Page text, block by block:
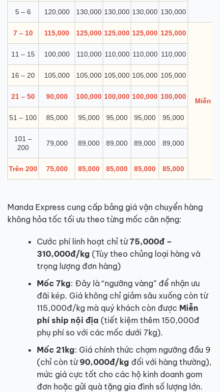
5 – 6 120,000 130,000 130,000 130,000 130,000
7 – 10 115,000 125,000 125,000 125,000 125,000
Miễn
11 – 15 100,000 110,000 110,000 110,000 110,000
16 – 20 105,000 105,000 105,000 105,000 105,000
21 – 50 90,000 100,000 100,000 100,000 100,000
51 – 100 85,000 95,000 95,000 95,000 95,000
101 –
200
79,000 89,000 89,000 89,000 89,000
Trên 200 75,000 85,000 85,000 85,000 85,000
Manda Express cung cấp bảng giá vận chuyển hàng
không hỏa tốc tối ưu theo từng mốc cân nặng:
Cước phí linh hoạt chỉ từ75,000đ –
310,000đ/kg (Tùy theo chủng loại hàng và
trọng lượng đơn hàng)
Mốc 7kg: Đây là “ngưỡng vàng” để nhận ưu
đãi kép. Giá không chỉ giảm sâu xuống còn từ
115,000đ/kg mà quý khách còn được Miễn
phí ship nội địa (tiết kiệm thêm 150,000đ
phụ phí so với các mốc dưới 7kg).
Mốc 21kg: Giá chính thức chạm ngưỡng đầu 9
(chỉ còn từ 90,000đ/kg đối với hàng thường),
mức giá cực tốt cho các hộ kinh doanh gom
đơn hoặc gửi quà tặng gia đình số lượng lớn.